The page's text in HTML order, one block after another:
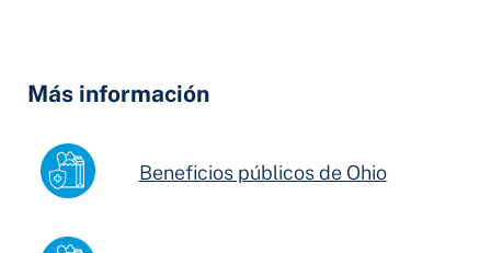
Más información
Beneficios públicos de Ohio